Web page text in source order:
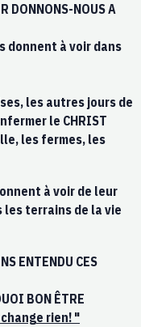
DONNONS-NOUS A
à voir dans
les autres jours de
le CHRIST
les fermes, les
à voir de leur
les terrains de la vie
CES
rien! "